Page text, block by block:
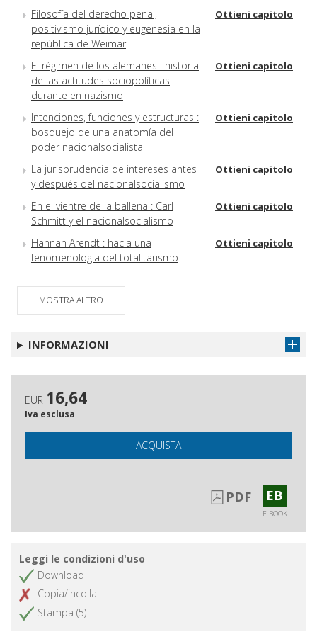
Filosofía del derecho penal,
positivismo jurídico y eugenesia en la
república de Weimar
Ottieni capitolo
El régimen de los alemanes : historia
de las actitudes sociopolíticas
durante en nazismo
Ottieni capitolo
Intenciones, funciones y estructuras :
bosquejo de una anatomía del
poder nacionalsocialista
Ottieni capitolo
La jurisprudencia de intereses antes
y después del nacionalsocialismo
Ottieni capitolo
En el vientre de la ballena : Carl
Schmitt y el nacionalsocialismo
Ottieni capitolo
Hannah Arendt : hacia una
fenomenologia del totalitarismo
Ottieni capitolo
MOSTRA ALTRO
INFORMAZIONI
EUR 16,64
Iva esclusa
ACQUISTA
PDF EB
E-BOOK
Leggi le condizioni d'uso
Download
Copia/incolla
Stampa (5)